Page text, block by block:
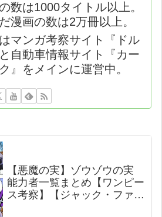
数は1000タイトル以上。
漫画の数は2万冊以上。
マンガ考察サイト『ドル
自動車情報サイト『カー
』をメインに運営中。
【悪魔の実】ゾウゾウの実
能力者一覧まとめ【ワンピー
ス考察】【ジャック・ファン